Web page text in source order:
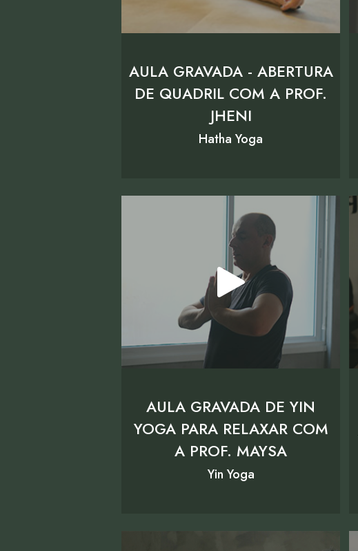
AULA GRAVADA - ABERTURA
DE QUADRIL COM A PROF.
JHENI
Hatha Yoga
AULA GRAVADA DE YIN
YOGA PARA RELAXAR COM
A PROF. MAYSA
Yin Yoga